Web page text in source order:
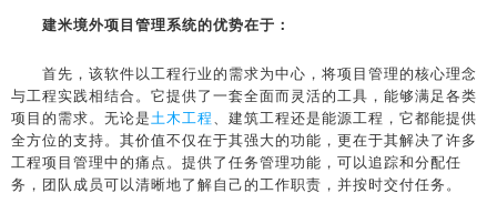
建米境外项目管理系统的优势在于：
首先，该软件以工程行业的需求为中心，将项目管理的核心理念
与工程实践相结合。它提供了一套全面而灵活的工具，能够满足各类
项目的需求。无论是土木工程 、建筑工程还是能源工程，它都能提供
全方位的支持。其价值不仅在于其强大的功能，更在于其解决了许多
工程项目管理中的痛点。提供了任务管理功能，可以追踪和分配任
务，团队成员可以清晰地了解自己的工作职责，并按时交付任务。